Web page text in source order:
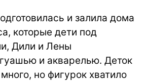
и залила дома
которые дети под
Дили и Лены
и акварелью. Деток
но фигурок хватило